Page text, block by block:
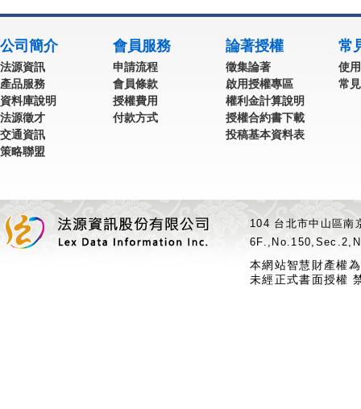
公司簡介
法源資訊
產品服務
資料庫說明
法源徵才
交通資訊
策略聯盟
會員服務
申請流程
會員條款
授權費用
付款方式
論著授權
徵集論著
啟用授權專區
權利金計算說明
授權合約書下載
投稿基本資料表
常
使
常
104 台北市中山區
本網站智慧財產權
未經正式書面授權